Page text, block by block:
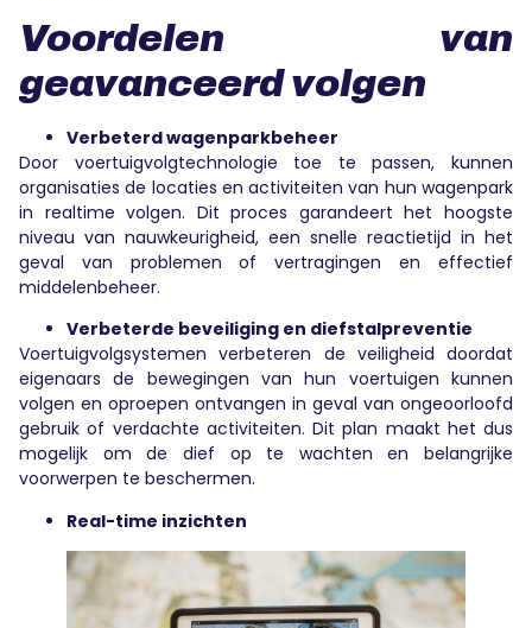
Voordelen van
geavanceerd volgen
Verbeterd wagenparkbeheer
Door voertuigvolgtechnologie toe te passen, kunnen
organisaties de locaties en activiteiten van hun wagenpark
in realtime volgen. Dit proces garandeert het hoogste
niveau van nauwkeurigheid, een snelle reactietijd in het
geval van problemen of vertragingen en effectief
middelenbeheer.
Verbeterde beveiliging en diefstalpreventie
Voertuigvolgsystemen verbeteren de veiligheid doordat
eigenaars de bewegingen van hun voertuigen kunnen
volgen en oproepen ontvangen in geval van ongeoorloofd
gebruik of verdachte activiteiten. Dit plan maakt het dus
mogelijk om de dief op te wachten en belangrijke
voorwerpen te beschermen.
Real-time inzichten